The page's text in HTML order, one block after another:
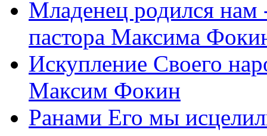
Младенец родился
пастора Максима
Искупление Своего
Максим Фокин
Ранами Его мы